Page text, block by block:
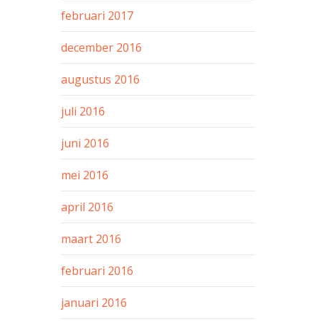
februari 2017
december 2016
augustus 2016
juli 2016
juni 2016
mei 2016
april 2016
maart 2016
februari 2016
januari 2016